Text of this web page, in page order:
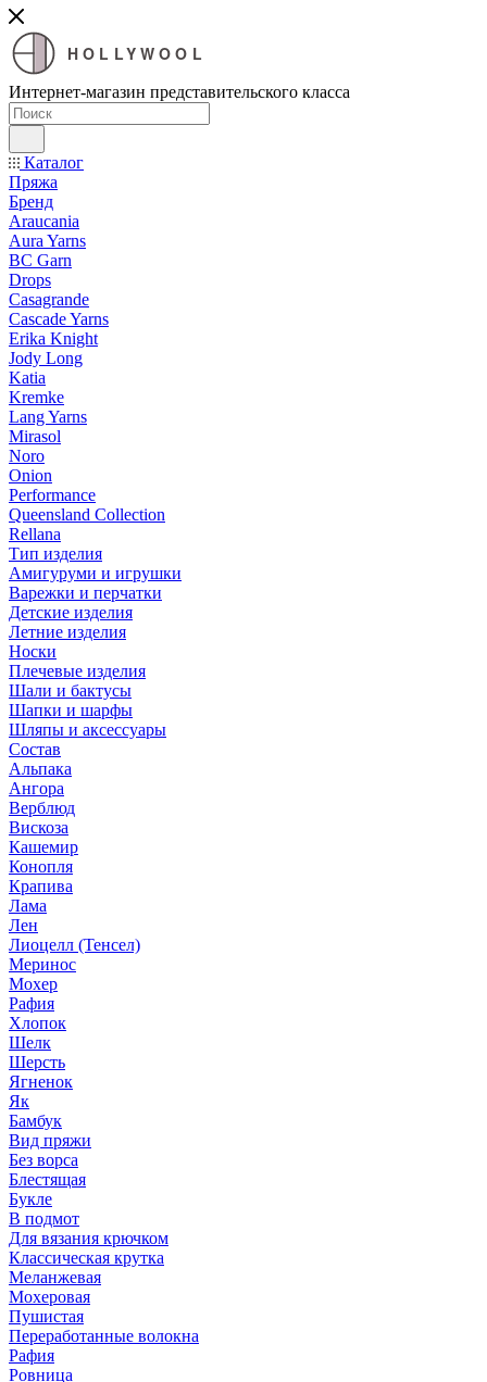
HOLLYWOOL
Интернет-магазин представительского класса
Каталог
Пряжа
Бренд
Araucania
Aura Yarns
BC Garn
Drops
Casagrande
Cascade Yarns
Erika Knight
Jody Long
Katia
Kremke
Lang Yarns
Mirasol
Noro
Onion
Performance
Queensland Collection
Rellana
Тип изделия
Амигуруми и игрушки
Варежки и перчатки
Детские изделия
Летние изделия
Носки
Плечевые изделия
Шали и бактусы
Шапки и шарфы
Шляпы и аксессуары
Состав
Альпака
Ангора
Верблюд
Вискоза
Кашемир
Конопля
Крапива
Лама
Лен
Лиоцелл (Тенсел)
Меринос
Мохер
Рафия
Хлопок
Шелк
Шерсть
Ягненок
Як
Бамбук
Вид пряжи
Без ворса
Блестящая
Букле
В подмот
Для вязания крючком
Классическая крутка
Меланжевая
Мохеровая
Пушистая
Переработанные волокна
Рафия
Ровница